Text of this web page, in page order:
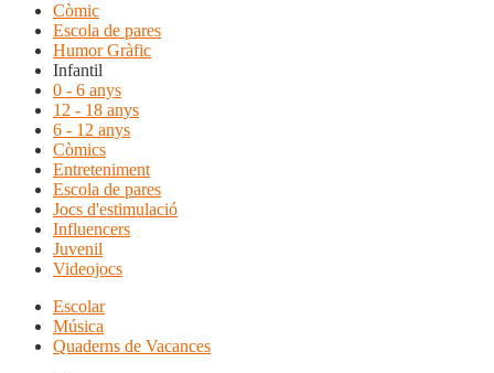
Còmic
Escola de pares
Humor Gràfic
Infantil
0 - 6 anys
12 - 18 anys
6 - 12 anys
Còmics
Entreteniment
Escola de pares
Jocs d'estimulació
Influencers
Juvenil
Videojocs
Escolar
Música
Quaderns de Vacances